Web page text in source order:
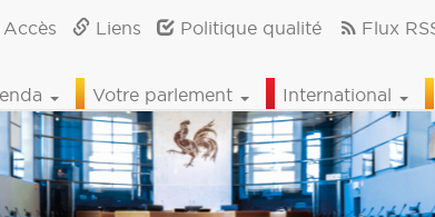
Accès Liens Politique qualité Flux
Votre parlement International